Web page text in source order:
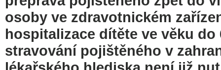
osoby ve zdravotnickém
hospitalizace dítěte ve věku do
stravování pojištěného v